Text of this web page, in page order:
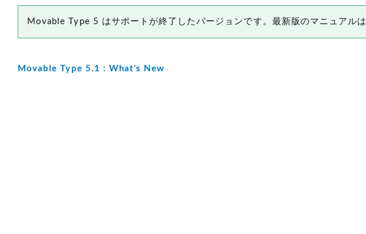
Movable Type 5 はサポートが終了したバージョンです。最新版のマニュアルは
Movable Type 5.1 : What's New